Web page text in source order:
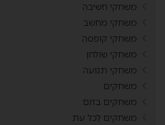
משחקי חשיבה
משחקי מחשב
משחקי קופסה
משחקי שולחן
משחקי תנועה
משחקים
משחקים בזום
משחקים לכל עת